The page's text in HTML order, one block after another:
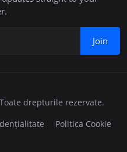
Join
drepturile rezervate.
Politica Cookie